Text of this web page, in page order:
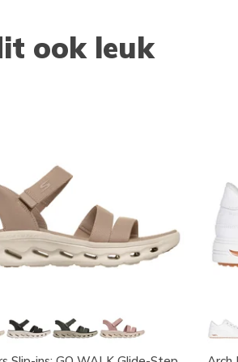
ook leuk